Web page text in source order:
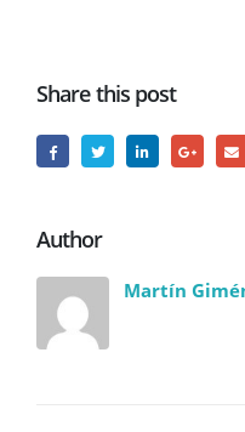
Share this post
Author
Martín